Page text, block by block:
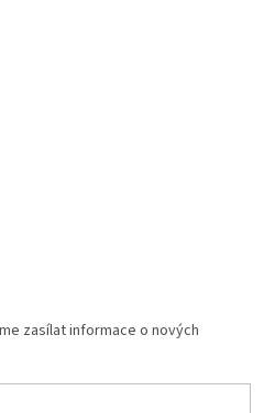
zasílat informace o nových